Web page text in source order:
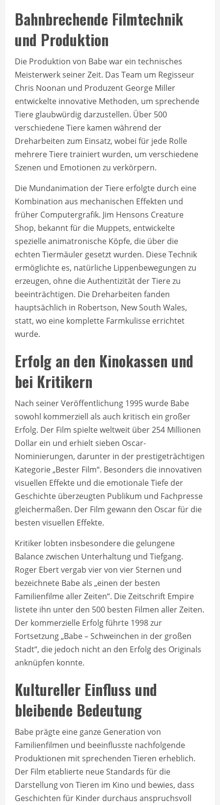
Bahnbrechende Filmtechnik
und Produktion
Die Produktion von Babe war ein technisches
Meisterwerk seiner Zeit. Das Team um Regisseur
Chris Noonan und Produzent George Miller
entwickelte innovative Methoden, um sprechende
Tiere glaubwürdig darzustellen. Über 500
verschiedene Tiere kamen während der
Dreharbeiten zum Einsatz, wobei für jede Rolle
mehrere Tiere trainiert wurden, um verschiedene
Szenen und Emotionen zu verkörpern.
Die Mundanimation der Tiere erfolgte durch eine
Kombination aus mechanischen Effekten und
früher Computergrafik. Jim Hensons Creature
Shop, bekannt für die Muppets, entwickelte
spezielle animatronische Köpfe, die über die
echten Tiermäuler gesetzt wurden. Diese Technik
ermöglichte es, natürliche Lippenbewegungen zu
erzeugen, ohne die Authentizität der Tiere zu
beeinträchtigen. Die Dreharbeiten fanden
hauptsächlich in Robertson, New South Wales,
statt, wo eine komplette Farmkulisse errichtet
wurde.
Erfolg an den Kinokassen und
bei Kritikern
Nach seiner Veröffentlichung 1995 wurde Babe
sowohl kommerziell als auch kritisch ein großer
Erfolg. Der Film spielte weltweit über 254 Millionen
Dollar ein und erhielt sieben Oscar-
Nominierungen, darunter in der prestigeträchtigen
Kategorie „Bester Film“. Besonders die innovativen
visuellen Effekte und die emotionale Tiefe der
Geschichte überzeugten Publikum und Fachpresse
gleichermaßen. Der Film gewann den Oscar für die
besten visuellen Effekte.
Kritiker lobten insbesondere die gelungene
Balance zwischen Unterhaltung und Tiefgang.
Roger Ebert vergab vier von vier Sternen und
bezeichnete Babe als „einen der besten
Familienfilme aller Zeiten“. Die Zeitschrift Empire
listete ihn unter den 500 besten Filmen aller Zeiten.
Der kommerzielle Erfolg führte 1998 zur
Fortsetzung „Babe – Schweinchen in der großen
Stadt“, die jedoch nicht an den Erfolg des Originals
anknüpfen konnte.
Kultureller Einfluss und
bleibende Bedeutung
Babe prägte eine ganze Generation von
Familienfilmen und beeinflusste nachfolgende
Produktionen mit sprechenden Tieren erheblich.
Der Film etablierte neue Standards für die
Darstellung von Tieren im Kino und bewies, dass
Geschichten für Kinder durchaus anspruchsvoll